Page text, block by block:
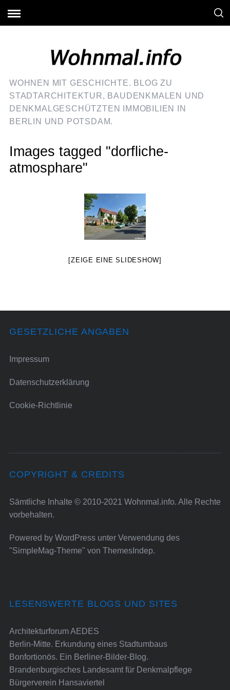
WOHNEN MIT GESCHICHTE. BLOG ZU
STADTARCHITEKTUR, BAUDENKMALEN UND
DENKMALGESCHÜTZTEN IMMOBILIEN IN
BERLIN UND POTSDAM.
Images tagged "dorfliche-
atmosphare"
[ZEIGE EINE SLIDESHOW]
GESETZLICHE ANGABEN
Impressum
Datenschutzerklärung
Cookie-Richtlinie
COPYRIGHT & CREDITS
Sämtliche Inhalte © 2010-2021 Wohnmal.info. Alle Rechte
vorbehalten.
Powered by WordPressunter Verwendung des
"SimpleMag-Theme" von ThemesIndep.
LESENSWERTE BLOGS UND SITES
Architekturforum AEDES
Berlin-Mitte. Erkundung eines Stadtumbaus
Bonfortionös. Ein Berliner-Bilder-Blog.
Brandenburgisches Landesamt für Denkmalpflege
Bürgerverein Hansaviertel